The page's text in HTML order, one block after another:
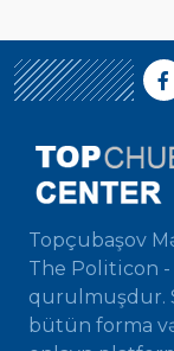
Topçubaşov
The Politicon
qurulmuşdur.
bütün forma